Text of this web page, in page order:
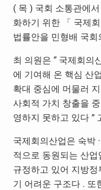
( 목 ) 국회 소통관에
화하기 위한 「 국제
법률안을 민형배 국
최 의원은 “ 국제회의
에 기여해 온 핵심 산
확대 중심에 머물러
사회적 가치 창출을
영하지 못하고 있다 ”
국제회의산업은 숙박
적으로 동원되는 산
규정하고 있어 지방
기 어려운 구조다 . 또